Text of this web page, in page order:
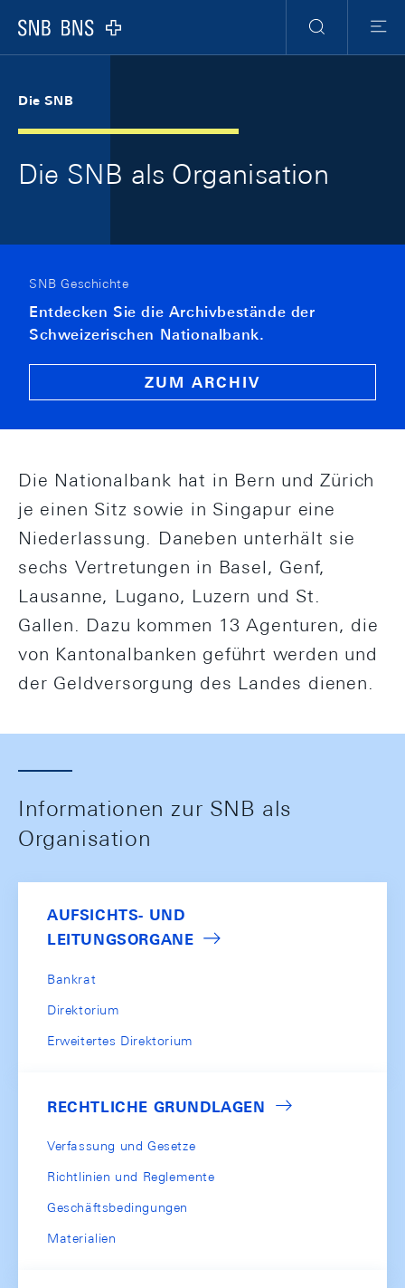
Logo
Suche
Die SNB
Die SNB als Organisation
SNB Geschichte
Entdecken Sie die Archivbestände der
Schweizerischen Nationalbank.
ZUM ARCHIV
Die Nationalbank hat in Bern und Zürich
je einen Sitz sowie in Singapur eine
Niederlassung. Daneben unterhält sie
sechs Vertretungen in Basel, Genf,
Lausanne, Lugano, Luzern und St.
Gallen. Dazu kommen 13 Agenturen, die
von Kantonalbanken geführt werden und
der Geldversorgung des Landes dienen.
Informationen zur SNB als
Organisation
AUFSICHTS- UND
LEITUNGSORGANE
Bankrat
Direktorium
Erweitertes Direktorium
RECHTLICHE GRUNDLAGEN
Verfassung und Gesetze
Richtlinien und Reglemente
Geschäftsbedingungen
Materialien